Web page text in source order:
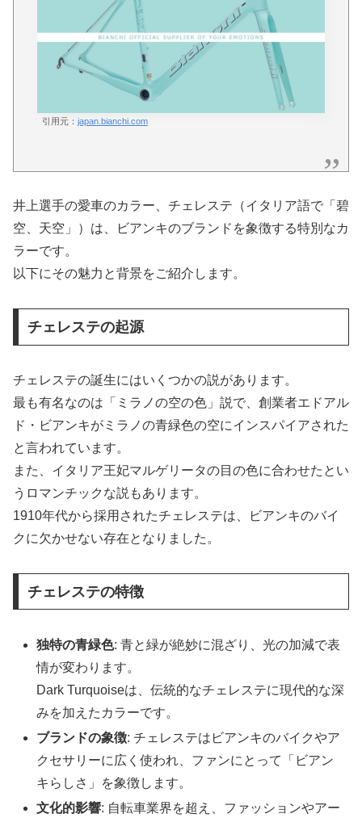
引用元： japan.bianchi.com
井上選手の愛車のカラー、チェレステ（イタリア語で「碧
空、天空」）は、ビアンキのブランドを象徴する特別なカ
ラーです。
以下にその魅力と背景をご紹介します。
チェレステの起源
チェレステの誕生にはいくつかの説があります。
最も有名なのは「ミラノの空の色」説で、創業者エドアル
ド・ビアンキがミラノの青緑色の空にインスパイアされた
と言われています。
また、イタリア王妃マルゲリータの目の色に合わせたとい
うロマンチックな説もあります。
1910年代から採用されたチェレステは、ビアンキのバイ
クに欠かせない存在となりました。
チェレステの特徴
独特の青緑色: 青と緑が絶妙に混ざり、光の加減で表
情が変わります。
Dark Turquoiseは、伝統的なチェレステに現代的な深
みを加えたカラーです。
ブランドの象徴: チェレステはビアンキのバイクやア
クセサリーに広く使われ、ファンにとって「ビアン
キらしさ」を象徴します。
文化的影響: 自転車業界を超え、ファッションやアー